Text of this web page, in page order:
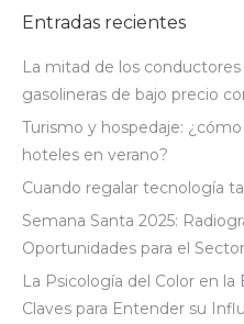
Entradas recientes
La mitad de los
gasolineras de bajo precio
Turismo y hospedaje:
hoteles en verano?
Cuando regalar tecnología
Semana Santa 2025:
Oportunidades para el
La Psicología del Color en
Claves para Entender su